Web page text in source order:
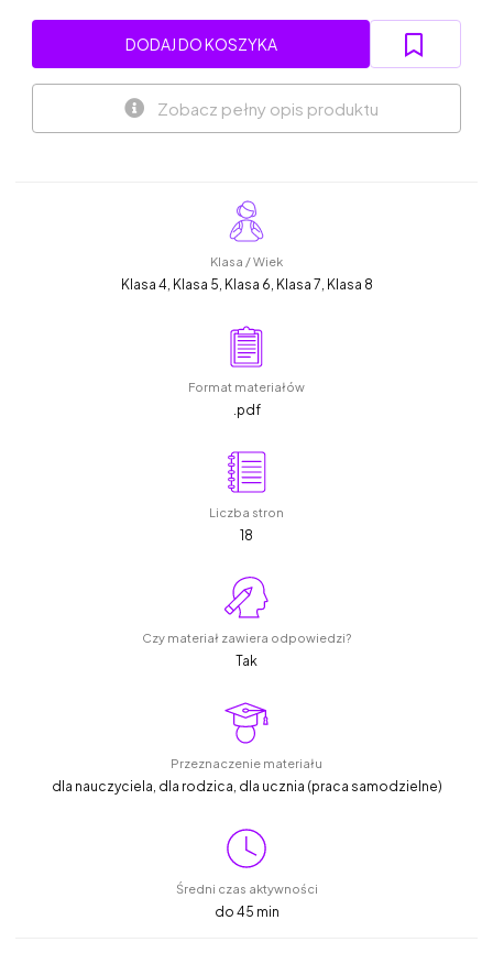
DODAJ DO KOSZYKA
Zobacz pełny opis produktu
Klasa / Wiek
Klasa 4, Klasa 5, Klasa 6, Klasa 7, Klasa 8
Format materiałów
.pdf
Liczba stron
18
Czy materiał zawiera odpowiedzi?
Tak
Przeznaczenie materiału
dla nauczyciela, dla rodzica, dla ucznia (praca samodzielne)
Średni czas aktywności
do 45 min